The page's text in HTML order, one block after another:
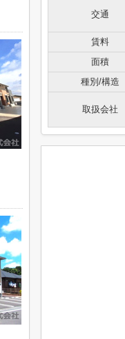
交通
賃料
面積
種別/構造
取扱会社